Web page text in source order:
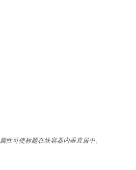
属性可使标题在块容器内垂直居中。